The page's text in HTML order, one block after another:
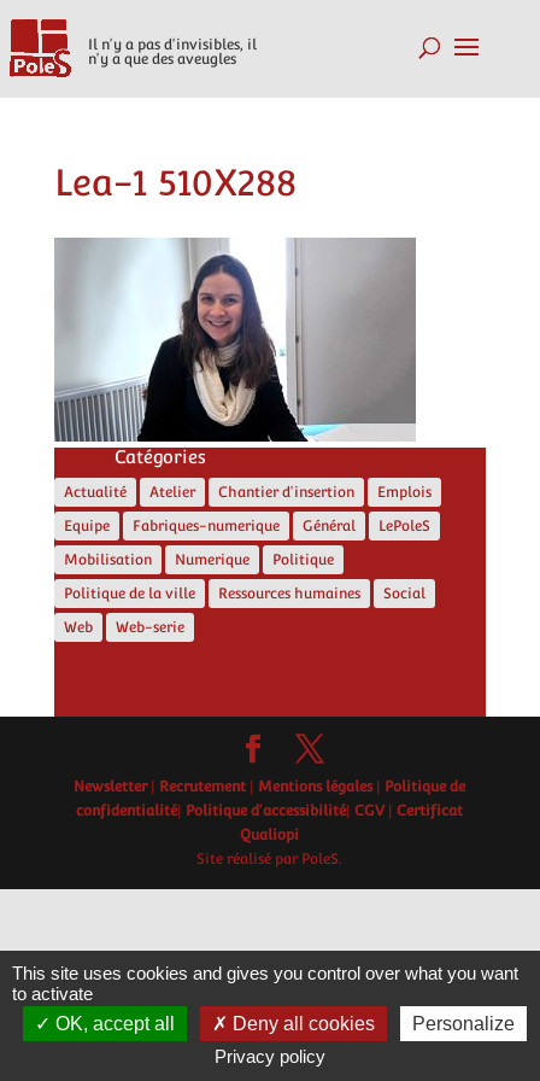
Il n'y a pas d'invisibles, il
n'y a que des aveugles
Lea-1 510X288
Catégories
Actualité Atelier Chantier d'insertion
Emplois
Equipe
Fabriques-numerique Général
LePoleS
Mobilisation
Numerique
Politique
Politique de la ville
Ressources humaines
Social
Web
Web-serie
Newsletter| Recrutement Mentions légales|
Politique de
confidentialité| Politique d'accessibilité|CGV|Certificat
Qualiopi
Site réalisé par PoleS.
This site uses cookies and gives you control over what you want
to activate
OK, accept all
Deny all cookies
Personalize
Privacy policy